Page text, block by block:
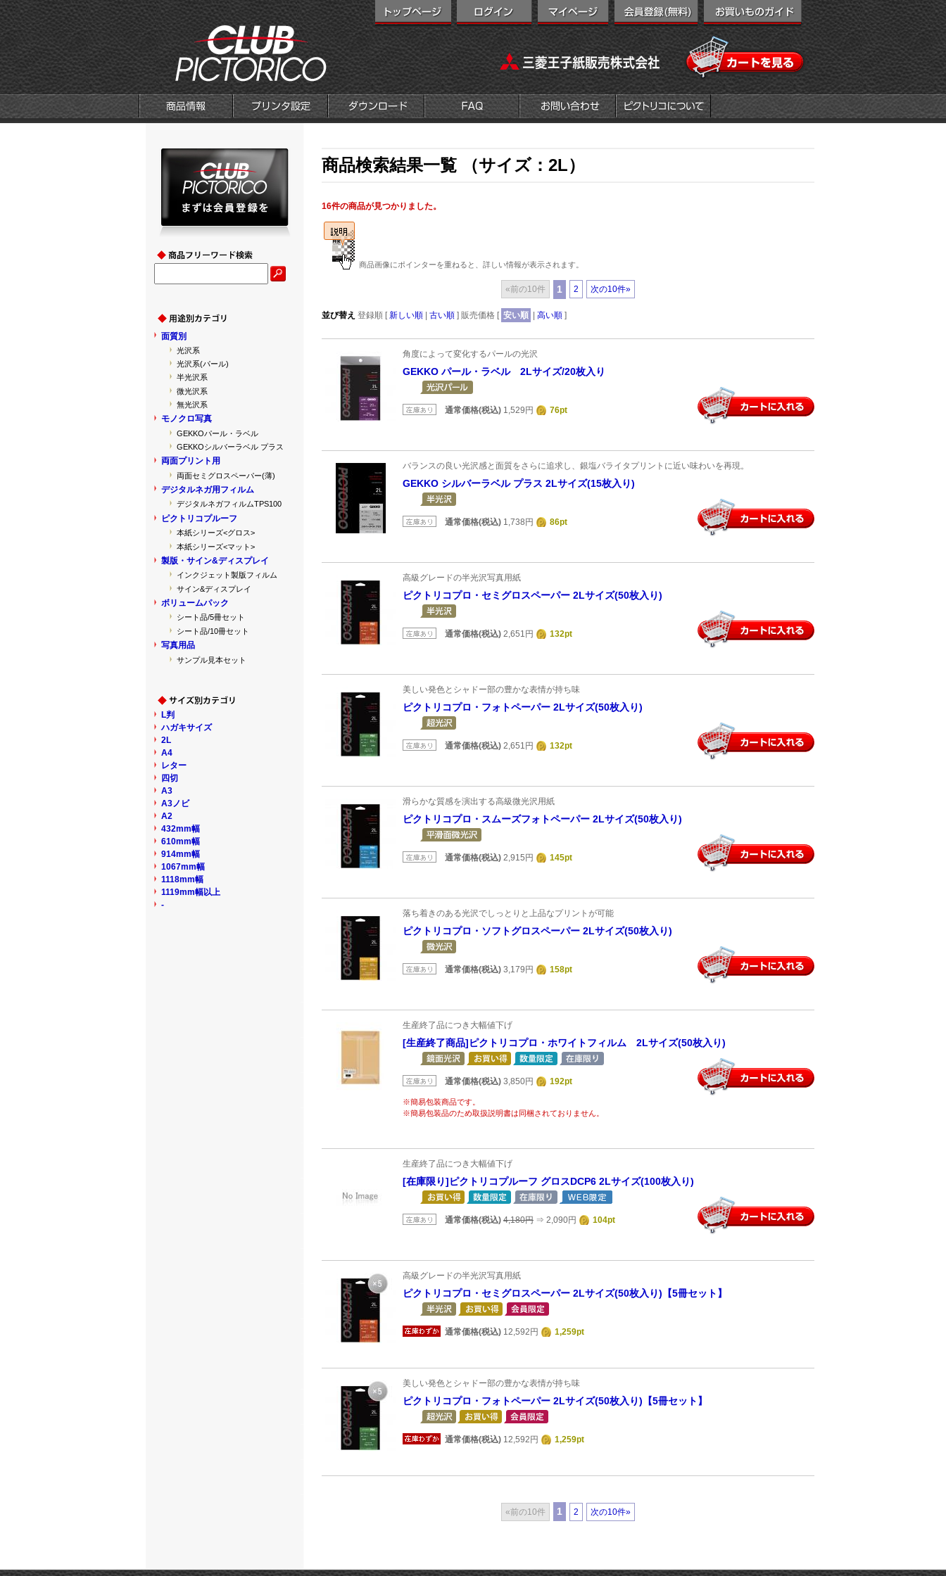
商品検索結果一覧 （サイズ：2L）
16件の商品が見つかりました。
商品画像にポインターを重ねると、詳しい情報が表示されます。
«前の10件 1 2 次の10件»
並び替え 登録順 [新しい順 古い順 ] 販売価格 [ 安い順 高い順 ]
角度によって変化するパールの光沢
GEKKO パール・ラベル 2Lサイズ/20枚入り
通常価格(税込) 1,529円 76pt
バランスの良い光沢感と面質をさらに追求し、銀塩バライタプリントに近い味わいを再現。
GEKKO シルバーラベル プラス 2Lサイズ(15枚入り)
通常価格(税込) 1,738円 86pt
高級グレードの半光沢写真用紙
ピクトリコプロ・セミグロスペーパー 2Lサイズ(50枚入り)
通常価格(税込) 2,651円 132pt
美しい発色とシャドー部の豊かな表情が持ち味
ピクトリコプロ・フォトペーパー 2Lサイズ(50枚入り)
通常価格(税込) 2,651円 132pt
滑らかな質感を演出する高級微光沢用紙
ピクトリコプロ・スムーズフォトペーパー 2Lサイズ(50枚入り)
通常価格(税込) 2,915円 145pt
落ち着きのある光沢でしっとりと上品なプリントが可能
ピクトリコプロ・ソフトグロスペーパー 2Lサイズ(50枚入り)
通常価格(税込) 3,179円 158pt
生産終了品につき大幅値下げ
[生産終了商品]ピクトリコプロ・ホワイトフィルム 2Lサイズ(50枚入り)
通常価格(税込) 3,850円 192pt
※簡易包装商品です。
※簡易包装品のため取扱説明書は同梱されておりません。
生産終了品につき大幅値下げ
[在庫限り]ピクトリコプルーフ グロスDCP6 2Lサイズ(100枚入り)
通常価格(税込) 4,180円 ⇒ 2,090円 104pt
高級グレードの半光沢写真用紙
ピクトリコプロ・セミグロスペーパー 2Lサイズ(50枚入り)【5冊セット】
通常価格(税込) 12,592円 1,259pt
美しい発色とシャドー部の豊かな表情が持ち味
ピクトリコプロ・フォトペーパー 2Lサイズ(50枚入り)【5冊セット】
通常価格(税込) 12,592円 1,259pt
«前の10件 1 2 次の10件»
面質別
光沢系
光沢系(パール)
半光沢系
微光沢系
無光沢系
モノクロ写真
GEKKOパール・ラベル
GEKKOシルバーラベル プラス
両面プリント用
両面セミグロスペーパー(薄)
デジタルネガ用フィルム
デジタルネガフィルムTPS100
ピクトリコプルーフ
本紙シリーズ<グロス>
本紙シリーズ<マット>
製版・サイン&ディスプレイ
インクジェット製版フィルム
サイン&ディスプレイ
ボリュームパック
シート品/5冊セット
シート品/10冊セット
写真用品
サンプル見本セット
L判
ハガキサイズ
2L
A4
レター
四切
A3
A3ノビ
A2
432mm幅
610mm幅
914mm幅
1067mm幅
1118mm幅
1119mm幅以上
-